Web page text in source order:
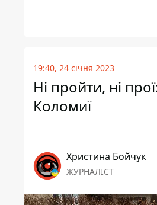
19:40, 24 січня 2023
Ні пройти, ні
Коломиї
Христина Бойчук
ЖУРНАЛІСТ